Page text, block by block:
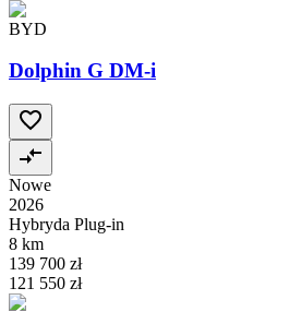
BYD
Dolphin G DM-i
Nowe
2026
Hybryda Plug-in
8 km
139 700 zł
121 550 zł